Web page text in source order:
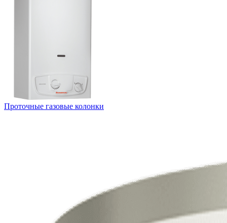
Проточные газовые колонки